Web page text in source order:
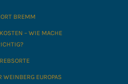
BREMM
– WIE MACHE
WEINBERG EUROPAS